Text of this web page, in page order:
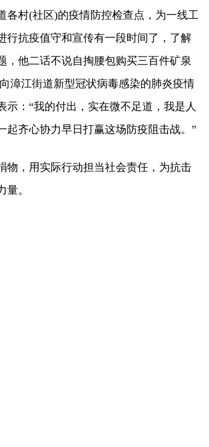
各村(社区)的疫情防控检查点，为一线工
行抗疫值守和宣传有一段时间了，了解
，他二话不说自掏腰包购买三百件矿泉
漳江街道新型冠状病毒感染的肺炎疫情
示：“我的付出，实在微不足道，我是人
起齐心协力早日打赢这场防疫阻击战。”
，用实际行动担当社会责任，为抗击
。